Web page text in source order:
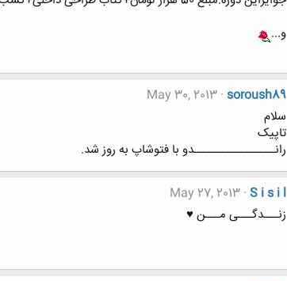
و...
soroush89
May 30, 2013
سلام
تاپیک
رانـــــــــــــــــدو با فتوشاپ به روز شد.
S i s i l
May 27, 2013
زنـــدگـــی مـــن ♥